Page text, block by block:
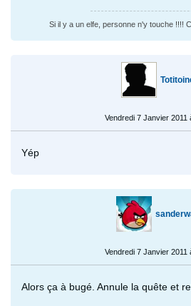
Si il y a un elfe, personne n'y touche !!!!
Vendredi 7 Janvier 2011
Yép
Vendredi 7 Janvier 2011
Alors ça à bugé. Annule la quête et